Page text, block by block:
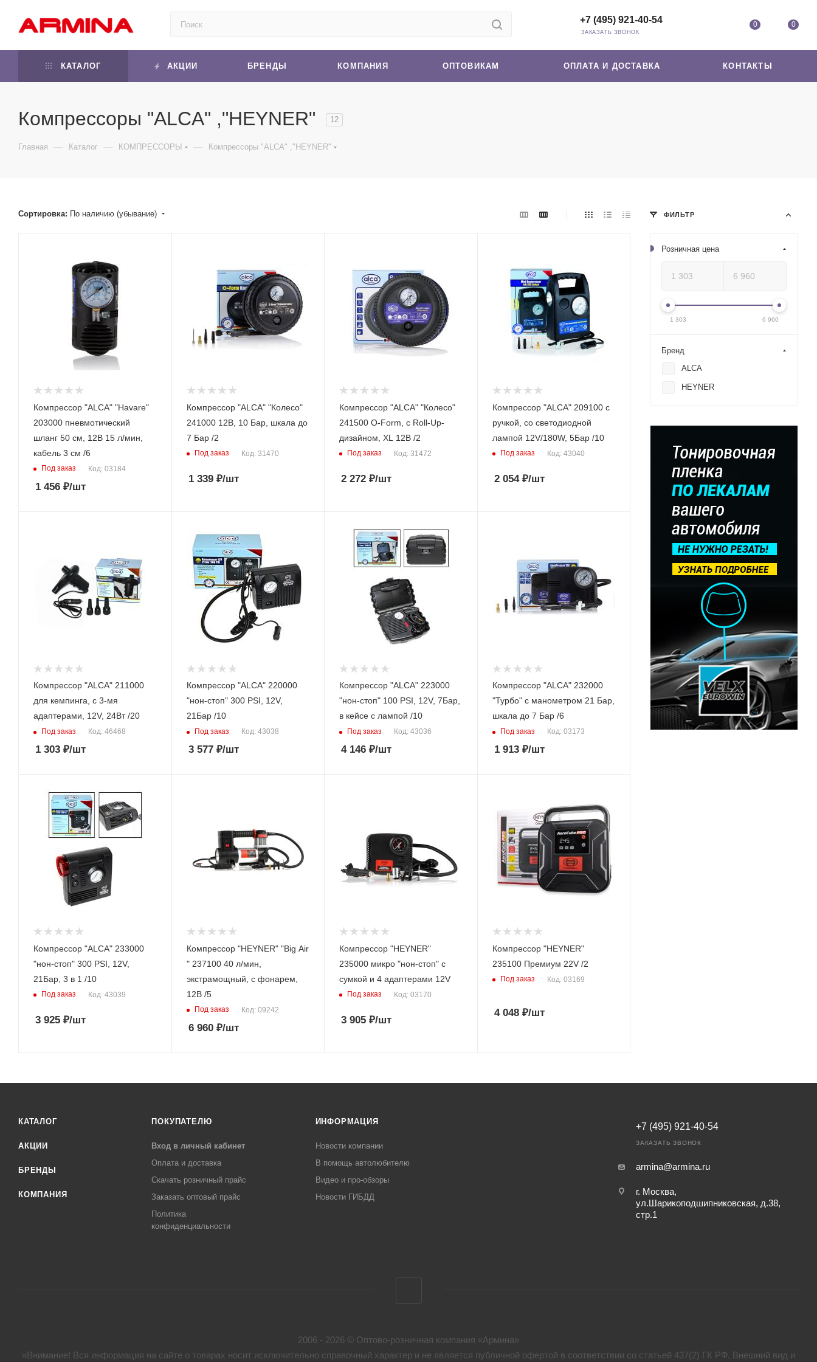
0 0
+7 (495) 921-40-54
ЗАКАЗАТЬ ЗВОНОК
КАТАЛОГ АКЦИИ БРЕНДЫ КОМПАНИЯ ОПТОВИКАМ ОПЛАТА И ДОСТАВКА КОНТАКТЫ
Компрессоры "ALCA" ,"HEYNER" 12
Главная — Каталог — КОМПРЕССОРЫ — Компрессоры "ALCA" ,"HEYNER"
Сортировка: По наличию (убывание)
Компрессор "ALCA" "Havare"
203000 пневмотический
шланг 50 см, 12В 15 л/мин,
кабель 3 см /6
Под заказ Код: 03184
1 456 ₽/шт
Компрессор "ALCA" "Колесо"
241000 12В, 10 Бар, шкала до
7 Бар /2
Под заказ Код: 31470
1 339₽/шт
Компрессор "ALCA" "Колесо"
241500 O-Form, с Roll-Up-
дизайном, XL 12В /2
Под заказ Код: 31472
2 272 ₽/шт
Компрессор "ALCA" 209100 с
ручкой, со светодиодной
лампой 12V/180W, 5Бар /10
Под заказ Код: 43040
2 054₽/шт
Компрессор "ALCA" 211000
для кемпинга, с 3-мя
адаптерами, 12V, 24Вт /20
Под заказ Код: 46468
1 303 ₽/шт
Компрессор "ALCA" 220000
"нон-стоп" 300 PSI, 12V,
21Бар /10
Под заказ Код: 43038
3 577₽/шт
Компрессор "ALCA" 223000
"нон-стоп" 100 PSI, 12V, 7Бар,
в кейсе с лампой /10
Под заказ Код: 43036
4 146 ₽/шт
Компрессор "ALCA" 232000
"Турбо" с манометром 21 Бар,
шкала до 7 Бар /6
Под заказ Код: 03173
1 913₽/шт
Компрессор "ALCA" 233000
"нон-стоп" 300 PSI, 12V,
21Бар, 3 в 1 /10
Под заказ Код: 43039
3 925 ₽/шт
Компрессор "HEYNER" "Big Air
" 237100 40 л/мин,
экстрамощный, с фонарем,
12В /5
Под заказ Код: 09242
6 960₽/шт
Компрессор "HEYNER"
235000 микро "нон-стоп" с
сумкой и 4 адаптерами 12V
Под заказ Код: 03170
3 905 ₽/шт
Компрессор "HEYNER"
235100 Премиум 22V /2
Под заказ Код: 03169
4 048₽/шт
ФИЛЬТР
Розничная цена
1 303 6 960
Бренд
ALCA
HEYNER
КАТАЛОГ
АКЦИИ
БРЕНДЫ
КОМПАНИЯ
ПОКУПАТЕЛЮ
Вход в личный кабинет
Оплата и доставка
Скачать розничный прайс
Заказать оптовый прайс
Политика
конфиденциальности
ИНФОРМАЦИЯ
Новости компании
В помощь автолюбителю
Видео и про-обзоры
Новости ГИБДД
+7 (495) 921-40-54
ЗАКАЗАТЬ ЗВОНОК
armina@armina.ru
г. Москва,
ул.Шарикоподшипниковская, д.38,
стр.1
2006 - 2026 © Оптово-розничная компания «Армина»
«Внимание! Вся информация на сайте о товарах носит исключительно справочный характер и не является публичной офертой в соответствии со статьей 437(2) ГК РФ. Внешний вид и